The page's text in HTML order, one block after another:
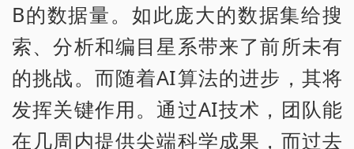
B的数据量。如此庞大的数据集给搜
索、分析和编目星系带来了前所未有
的挑战。而随着AI算法的进步，其将
发挥关键作用。通过AI技术，团队能
在几周内提供尖端科学成果，而过去